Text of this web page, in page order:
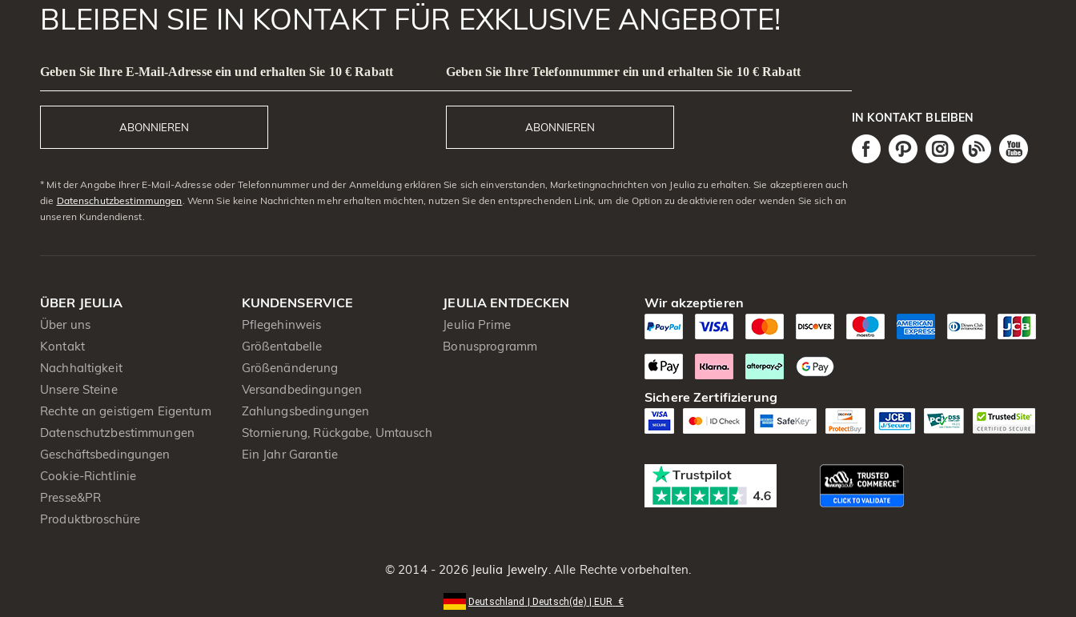
BLEIBEN SIE IN KONTAKT FÜR EXKLUSIVE ANGEBOTE!
Geben Sie Ihre E-Mail-Adresse ein und erhalten Sie 10 € Rabatt
ABONNIEREN
Geben Sie Ihre Telefonnummer ein und erhalten Sie 10 € Rabatt
ABONNIEREN
* Mit der Angabe Ihrer E-Mail-Adresse oder Telefonnummer und der Anmeldung erklären Sie sich einverstanden, Marketingnachrichten von Jeulia zu erhalten. Sie akzeptieren auch
die Datenschutzbestimmungen . Wenn Sie keine Nachrichten mehr erhalten möchten, nutzen Sie den entsprechenden Link, um die Option zu deaktivieren oder wenden Sie sich an
unseren Kundendienst.
IN KONTAKT BLEIBEN
ÜBER JEULIA
Über uns
Kontakt
Nachhaltigkeit
Unsere Steine
Rechte an geistigem Eigentum
Datenschutzbestimmungen
Geschäftsbedingungen
Cookie-Richtlinie
Presse&PR
Produktbroschüre
KUNDENSERVICE
Pflegehinweis
Größentabelle
Größenänderung
Versandbedingungen
Zahlungsbedingungen
Stornierung, Rückgabe, Umtausch
Ein Jahr Garantie
JEULIA ENTDECKEN
Jeulia Prime
Bonusprogramm
Wir akzeptieren
Sichere Zertifizierung
© 2014 - 2026Jeulia Jewelry . Alle Rechte vorbehalten.
Deutschland |Deutsch(de) |EUR €